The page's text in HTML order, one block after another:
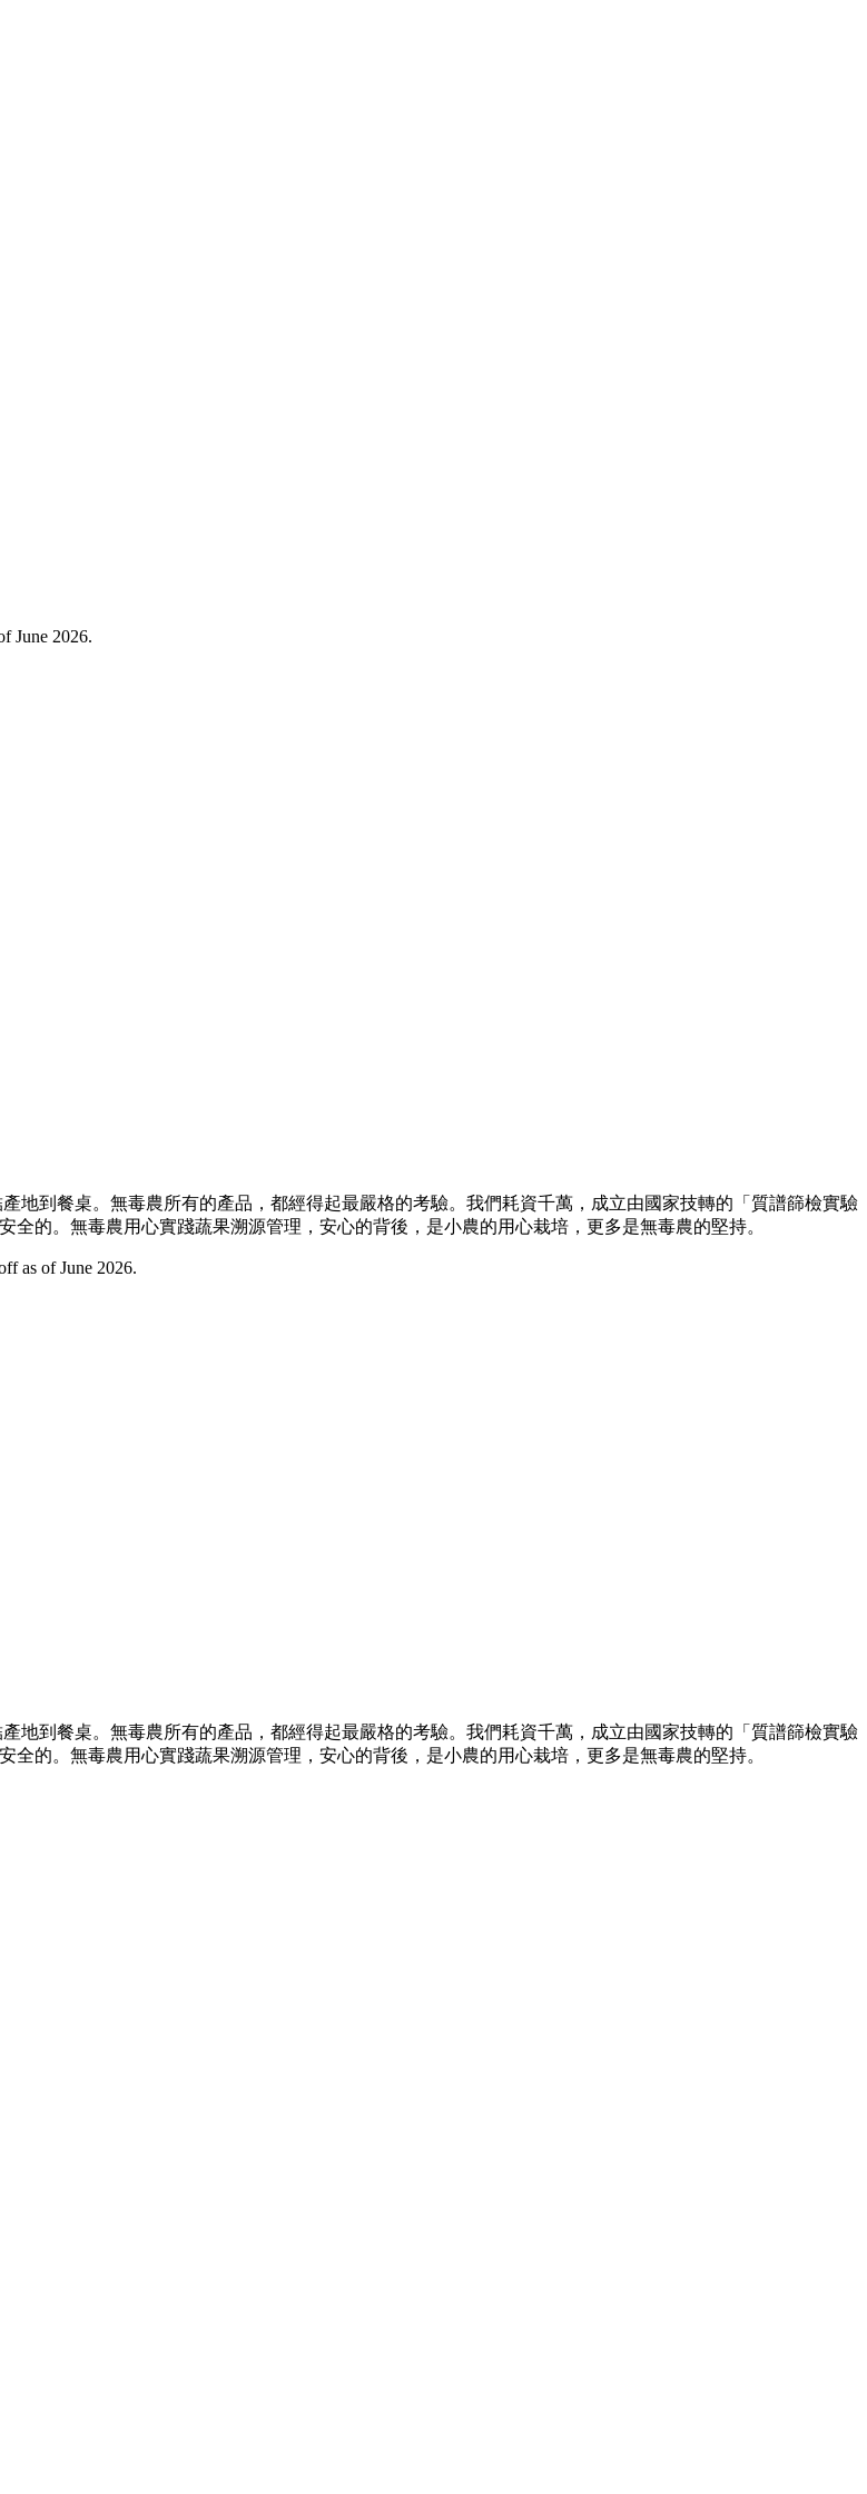
June 2026.
地到餐桌。無毒農所有的產品，都經得起最嚴格的考驗。我們耗資千萬，成立由國家技轉的「質譜篩檢實驗
的。無毒農用心實踐蔬果溯源管理，安心的背後，是小農的用心栽培，更多是無毒農的堅持。
as of June 2026.
地到餐桌。無毒農所有的產品，都經得起最嚴格的考驗。我們耗資千萬，成立由國家技轉的「質譜篩檢實驗
的。無毒農用心實踐蔬果溯源管理，安心的背後，是小農的用心栽培，更多是無毒農的堅持。